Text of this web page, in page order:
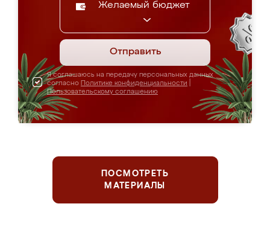
Желаемый бюджет
Отправить
Я соглашаюсь на передачу персональных данных
согласно Политике конфиденциальности
Пользовательскому соглашению
ПОСМОТРЕТЬ
МАТЕРИАЛЫ